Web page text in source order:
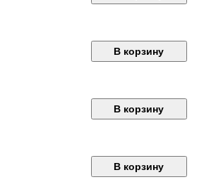
В корзину
В корзину
В корзину